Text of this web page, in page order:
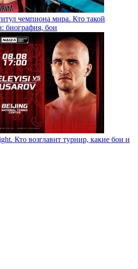
чемпиона мира. Кто такой
биография, бои
Кто возглавит турнир, какие бои и